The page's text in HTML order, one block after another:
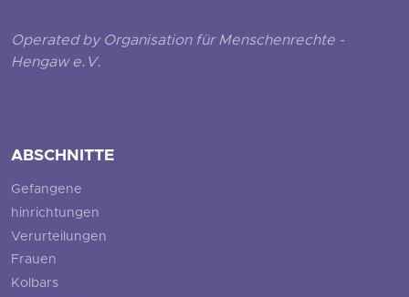
Operated by Organisation für Menschenrechte -
Hengaw e.V.
ABSCHNITTE
Gefangene
hinrichtungen
Verurteilungen
Frauen
Kolbars